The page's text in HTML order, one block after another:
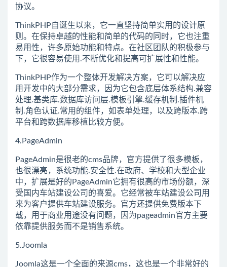
协议。
ThinkPHP自诞生以来，它一直坚持简单实用的设计原
则。在保持卓越的性能和简单的代码的同时，它也注重
易用性，许多原始功能和特点。在社区团队的积极参与
下，它很容易使用.不断优化和提高可扩展性和性能。
ThinkPHP作为一个整体开发解决方案，它可以解决应
用开发中的大部分需求，因为它包含底层体系结构.兼容
处理.基类库.数据库访问层.模板引擎.缓存机制.插件机
制.角色认证.常用的组件，如表单处理，以及跨版本.跨
平台和跨数据库移植比较方便。
4.PageAdmin
PageAdmin是很老的cms品牌，官方提供了很多模板，
也很漂亮，系统功能.安全性.在政府、学校和大型企业
中，扩展是好的PageAdmin它拥有很高的市场份额，深
受国内车站建设公司的喜爱。它经常被车站建设公司用
来为客户提供车站建设服务。官方还提供免费版本下
载，用于商业用途没有问题，因为pageadmin官方主要
依靠提供服务而不是销售系统。
5.Joomla
Joomla这是一个全面的来源cms，这也是一个非常好的